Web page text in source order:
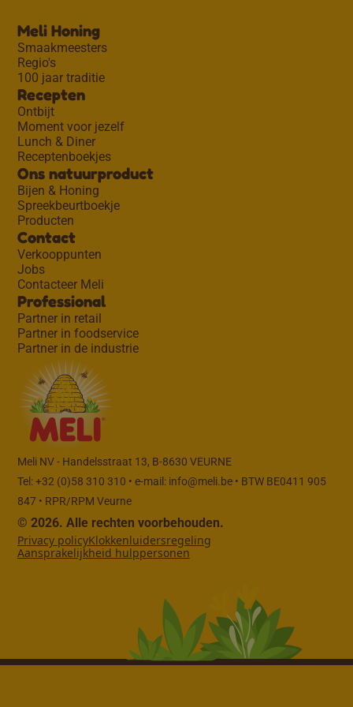
Meli Honing
Smaakmeesters
Regio's
100 jaar traditie
Recepten
Ontbijt
Moment voor jezelf
Lunch & Diner
Receptenboekjes
Ons natuurproduct
Bijen & Honing
Spreekbeurtboekje
Producten
Contact
Verkooppunten
Jobs
Contacteer Meli
Professional
Partner in retail
Partner in foodservice
Partner in de industrie
Meli NV - Handelsstraat 13, B-8630 VEURNE
Tel: +32 (0)58 310 310 • e-mail: info@meli.be• BTW BE0411 905
847 • RPR/RPM Veurne
© 2026. Alle rechten voorbehouden.
Privacy policyKlokkenluidersregeling
Aansprakelijkheid hulppersonen